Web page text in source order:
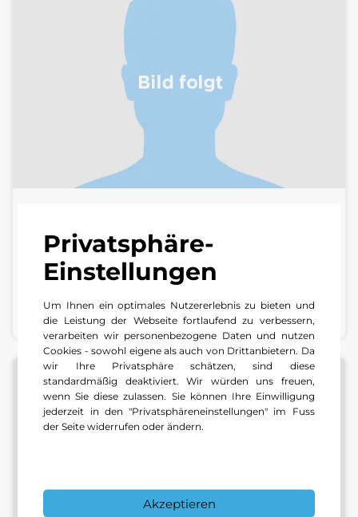
Privatsphäre-
Einstellungen
Um Ihnen ein optimales Nutzererlebnis zu bieten und
die Leistung der Webseite fortlaufend zu verbessern,
verarbeiten wir personenbezogene Daten und nutzen
Cookies - sowohl eigene als auch von Drittanbietern. Da
wir Ihre Privatsphäre schätzen, sind diese
standardmäßig deaktiviert. Wir würden uns freuen,
wenn Sie diese zulassen. Sie können Ihre Einwilligung
jederzeit in den "Privatsphäreneinstellungen" im Fuss
der Seite widerrufen oder ändern.
Akzeptieren
Serviceassistent | Center Wiesloch
+49 6205 28270
E-Mail schreiben